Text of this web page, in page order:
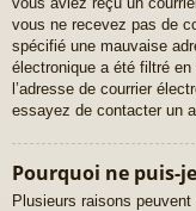
vous ne recevez pas de
spécifié une mauvaise
électronique a été filtré
l’adresse de courrier
essayez de contacter un
Pourquoi ne puis-
Plusieurs raisons